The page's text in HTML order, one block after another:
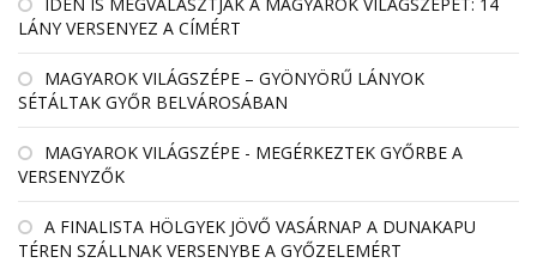
LÁNY VERSENYEZ A CÍMÉRT
MAGYAROK VILÁGSZÉPE – GYÖNYÖRŰ LÁNYOK
SÉTÁLTAK GYŐR BELVÁROSÁBAN
MAGYAROK VILÁGSZÉPE - MEGÉRKEZTEK GYŐRBE A
VERSENYZŐK
A FINALISTA HÖLGYEK JÖVŐ VASÁRNAP A DUNAKAPU
TÉREN SZÁLLNAK VERSENYBE A GYŐZELEMÉRT